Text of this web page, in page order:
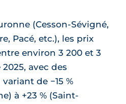
(Cesson-Sévigné,
Pacé, etc.), les prix
environ 3 200 et 3
avec des
de −15 %
à +23 % (Saint-